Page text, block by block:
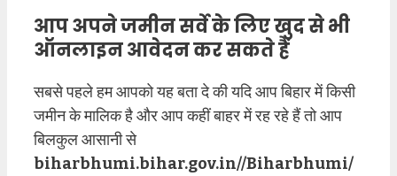
आप अपने जमीन सर्वे के लिए खुद से भी
ऑनलाइन आवेदन कर सकते हैं
सबसे पहले हम आपको यह बता दे की यदि आप बिहार में किसी
जमीन के मालिक है और आप कहीं बाहर में रह रहे हैं तो आप
बिलकुल आसानी से
biharbhumi.bihar.gov.in//Biharbhumi/